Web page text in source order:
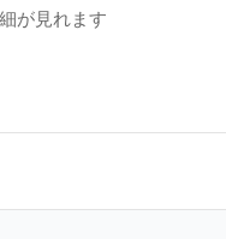
が見れます